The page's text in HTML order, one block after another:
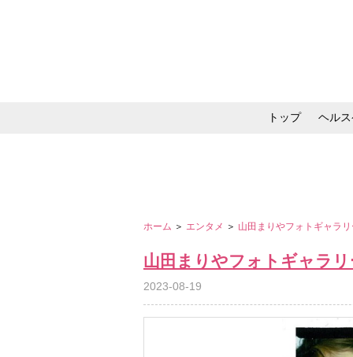
トップ ヘル
ホーム ＞ エンタメ ＞ 山田まりやフォトギャラ
山田まりやフォトギャラリ
2023-08-19